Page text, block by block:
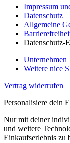
Impressum
Datenschutz
Allgemeine
Datenschutz-
Unternehmen
Weitere nice
Vertrag widerrufen
Personalisiere dein
Nur mit deiner
und weitere
Einkaufserlebnis zu